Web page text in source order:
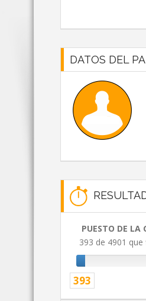
DATOS DEL
PUESTO DE LA
393 de 4901
393